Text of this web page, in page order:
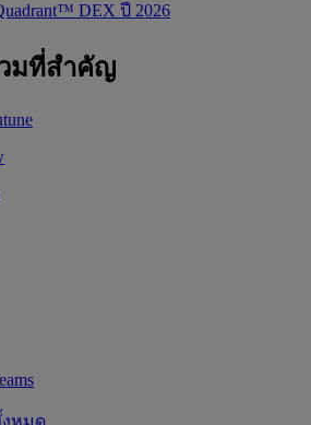
DEX ปี 2026
มที่สำคัญ
หมด